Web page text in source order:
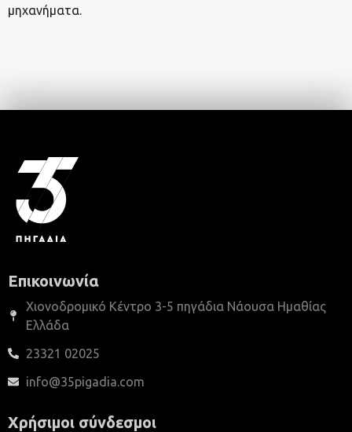
μηχανήματα.
Επικοινωνία
Χιονοδρομικό Κέντρο 3-5 πηγάδια Νάουσα Ημαθίας
Ελλάδα
23321 02025
info@35pigadia.com
Χρήσιμοι σύνδεσμοι